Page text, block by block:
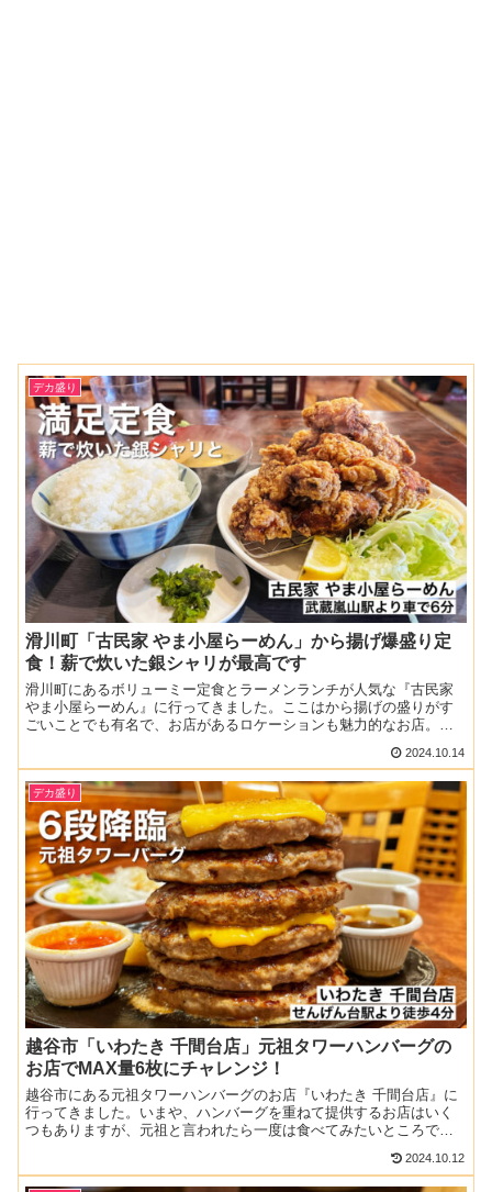
デカ盛り
滑川町「古民家 やま小屋らーめん」から揚げ爆盛り定
食！薪で炊いた銀シャリが最高です
滑川町にあるボリューミー定食とラーメンランチが人気な『古民家
やま小屋らーめん』に行ってきました。ここはから揚げの盛りがす
ごいことでも有名で、お店があるロケーションも魅力的なお店。ド
2024.10.14
デカ盛り
越谷市「いわたき 千間台店」元祖タワーハンバーグの
お店でMAX量6枚にチャレンジ！
越谷市にある元祖タワーハンバーグのお店『いわたき 千間台店』に
行ってきました。いまや、ハンバーグを重ねて提供するお店はいく
つもありますが、元祖と言われたら一度は食べてみたいところです
2024.10.12